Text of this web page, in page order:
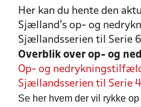
Her kan du hente den
Sjælland's op- og
Sjællandsserien til Serie 6
Overblik over op- og
Op- og
Sjællandsserien til Serie
Se her hvem der vil rykke